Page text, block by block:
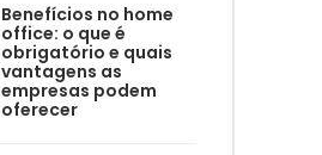
Benefícios no home
office: o que é
obrigatório e quais
vantagens as
empresas podem
oferecer